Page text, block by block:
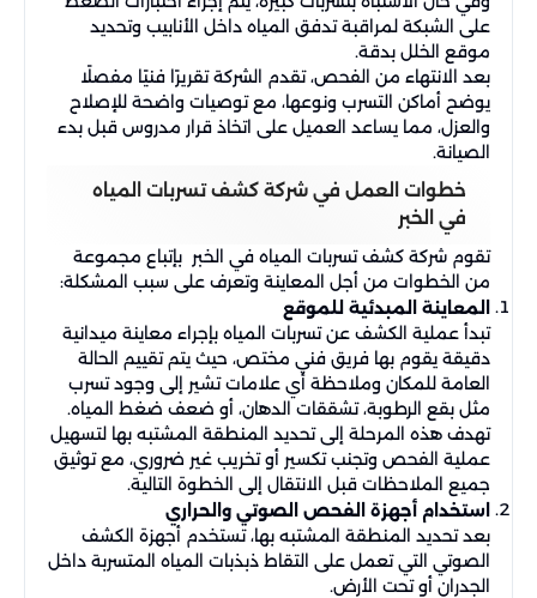
على الشبكة لمراقبة تدفق المياه داخل الأنابيب وتحديد
موقع الخلل بدقة.
بعد الانتهاء من الفحص، تقدم الشركة تقريرًا فنيًا مفصلًا
يوضح أماكن التسرب ونوعها، مع توصيات واضحة للإصلاح
والعزل، مما يساعد العميل على اتخاذ قرار مدروس قبل بدء
الصيانة.
خطوات العمل في شركة كشف تسربات المياه
في الخبر
تقوم شركة كشف تسربات المياه في الخبر بإتباع مجموعة
من الخطوات من أجل المعاينة وتعرف على سبب المشكلة:
المعاينة المبدئية للموقع
تبدأ عملية الكشف عن تسربات المياه بإجراء معاينة ميدانية
دقيقة يقوم بها فريق فني مختص، حيث يتم تقييم الحالة
العامة للمكان وملاحظة أي علامات تشير إلى وجود تسرب
مثل بقع الرطوبة، تشققات الدهان، أو ضعف ضغط المياه.
تهدف هذه المرحلة إلى تحديد المنطقة المشتبه بها لتسهيل
عملية الفحص وتجنب تكسير أو تخريب غير ضروري، مع توثيق
جميع الملاحظات قبل الانتقال إلى الخطوة التالية.
استخدام أجهزة الفحص الصوتي والحراري
بعد تحديد المنطقة المشتبه بها، تستخدم أجهزة الكشف
الصوتي التي تعمل على التقاط ذبذبات المياه المتسربة داخل
الجدران أو تحت الأرض.